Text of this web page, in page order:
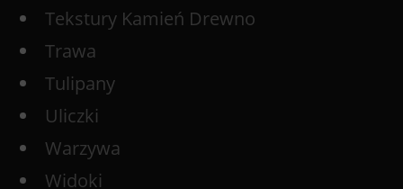
Tekstury Kamień Drewno
Trawa
Tulipany
Uliczki
Warzywa
Widoki